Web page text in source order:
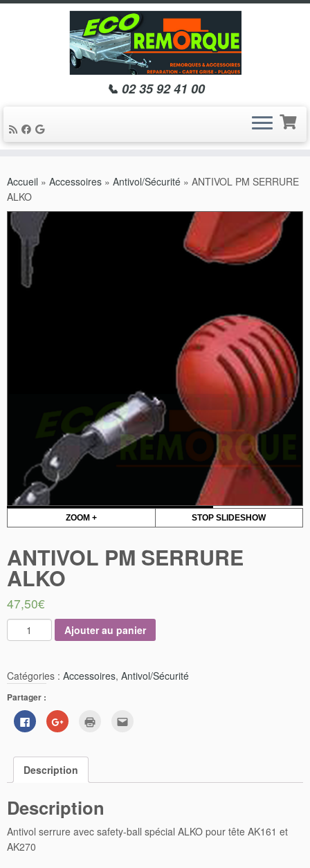
au
contenu
📞 02 35 92 41 00
Accueil » Accessoires » Antivol/Sécurité » ANTIVOL PM SERRURE
ALKO
ZOOM + STOP SLIDESHOW
ANTIVOL PM SERRURE
ALKO
47,50€
Ajouter au panier
Catégories : Accessoires, Antivol/Sécurité
Partager :
Cliquez
pour
partager
dans
une
nouvelle
Cliquez
pour
(ouvre
dans
une
nouvelle
Cliquer
ami(ouvre
Description
Description
Antivol serrure avec safety-ball spécial ALKO pour tête AK161 et
AK270